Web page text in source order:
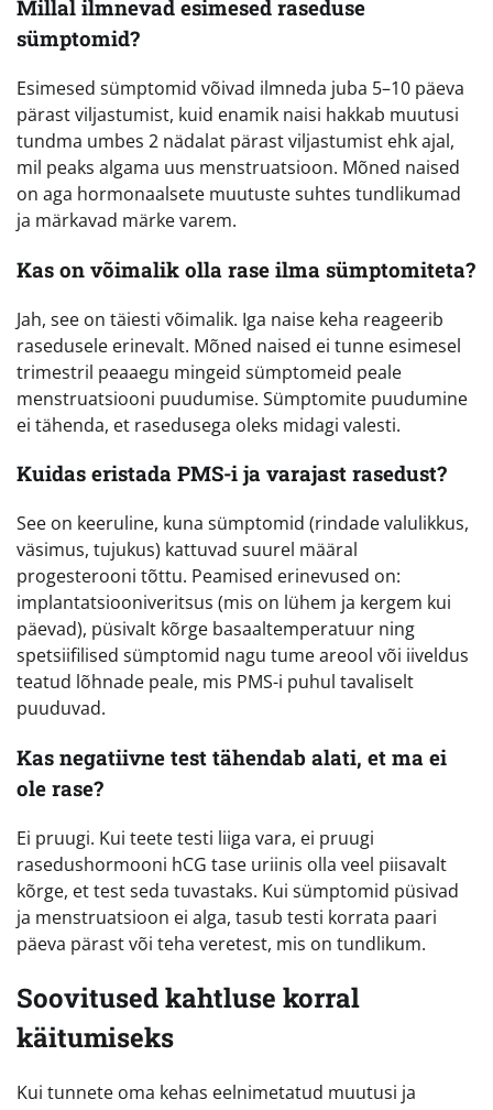
Millal ilmnevad esimesed raseduse
sümptomid?
Esimesed sümptomid võivad ilmneda juba 5–10 päeva
pärast viljastumist, kuid enamik naisi hakkab muutusi
tundma umbes 2 nädalat pärast viljastumist ehk ajal,
mil peaks algama uus menstruatsioon. Mõned naised
on aga hormonaalsete muutuste suhtes tundlikumad
ja märkavad märke varem.
Kas on võimalik olla rase ilma sümptomiteta?
Jah, see on täiesti võimalik. Iga naise keha reageerib
rasedusele erinevalt. Mõned naised ei tunne esimesel
trimestril peaaegu mingeid sümptomeid peale
menstruatsiooni puudumise. Sümptomite puudumine
ei tähenda, et rasedusega oleks midagi valesti.
Kuidas eristada PMS-i ja varajast rasedust?
See on keeruline, kuna sümptomid (rindade valulikkus,
väsimus, tujukus) kattuvad suurel määral
progesterooni tõttu. Peamised erinevused on:
implantatsiooniveritsus (mis on lühem ja kergem kui
päevad), püsivalt kõrge basaaltemperatuur ning
spetsiifilised sümptomid nagu tume areool või iiveldus
teatud lõhnade peale, mis PMS-i puhul tavaliselt
puuduvad.
Kas negatiivne test tähendab alati, et ma ei
ole rase?
Ei pruugi. Kui teete testi liiga vara, ei pruugi
rasedushormooni hCG tase uriinis olla veel piisavalt
kõrge, et test seda tuvastaks. Kui sümptomid püsivad
ja menstruatsioon ei alga, tasub testi korrata paari
päeva pärast või teha veretest, mis on tundlikum.
Soovitused kahtluse korral
käitumiseks
Kui tunnete oma kehas eelnimetatud muutusi ja